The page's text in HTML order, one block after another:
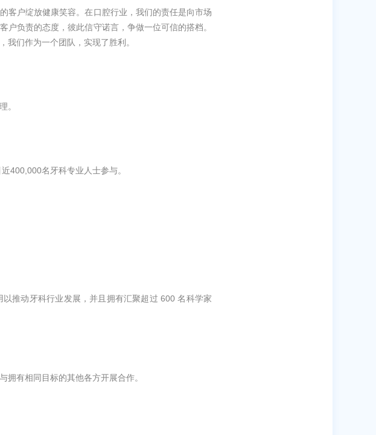
客户绽放健康笑容。在口腔行业，我们的责任是向市场
负责的态度，彼此信守诺言，争做一位可信的搭档。
我们作为一个团队，实现了胜利。
。
400,000名牙科专业人士参与。
推动牙科行业发展，并且拥有汇聚超过 600 名科学家
有相同目标的其他各方开展合作。